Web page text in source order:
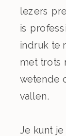
lezers
is
indruk te
met trots
wetende
vallen.
Je kunt